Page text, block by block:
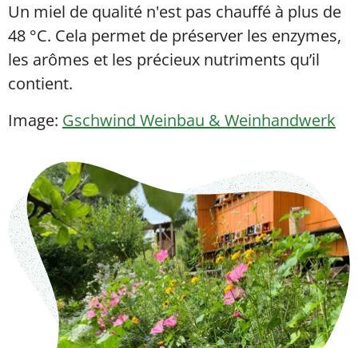
Un miel de qualité n'est pas chauffé à plus de
48 °C. Cela permet de préserver les enzymes,
les arômes et les précieux nutriments qu’il
contient.
Image: Gschwind Weinbau & Weinhandwerk